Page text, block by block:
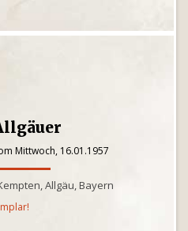
Mittwoch, 16.01.1957
Allgäu, Bayern